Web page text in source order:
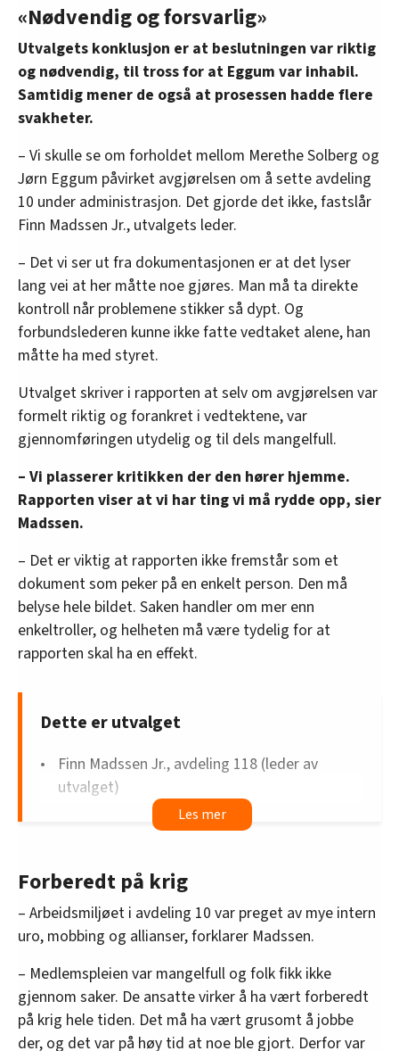
«Nødvendig og forsvarlig»
Utvalgets konklusjon er at beslutningen var riktig
og nødvendig, til tross for at Eggum var inhabil.
Samtidig mener de også at prosessen hadde flere
svakheter.
– Vi skulle se om forholdet mellom Merethe Solberg og
Jørn Eggum påvirket avgjørelsen om å sette avdeling
10 under administrasjon. Det gjorde det ikke, fastslår
Finn Madssen Jr., utvalgets leder.
– Det vi ser ut fra dokumentasjonen er at det lyser
lang vei at her måtte noe gjøres. Man må ta direkte
kontroll når problemene stikker så dypt. Og
forbundslederen kunne ikke fatte vedtaket alene, han
måtte ha med styret.
Utvalget skriver i rapporten at selv om avgjørelsen var
formelt riktig og forankret i vedtektene, var
gjennomføringen utydelig og til dels mangelfull.
– Vi plasserer kritikken der den hører hjemme.
Rapporten viser at vi har ting vi må rydde opp, sier
Madssen.
– Det er viktig at rapporten ikke fremstår som et
dokument som peker på en enkelt person. Den må
belyse hele bildet. Saken handler om mer enn
enkeltroller, og helheten må være tydelig for at
rapporten skal ha en effekt.
Dette er utvalget
Finn Madssen Jr., avdeling 118 (leder av
utvalget)
Mariann Rustad, avdeling 670
Per Christian Jacobsen, regionleder (sekretær
i utvalget)
Forbundsledelsen og styret vurderte hvem som
skulle være med i utvalget ut fra habilitet, og
deretter gjorde utvalget sin egen vurdering. Et
medlem ble da byttet ut, for å være sikre på at
ingen hadde bindinger til de involverte i saken om
avdeling 10.
Forberedt på krig
– Arbeidsmiljøet i avdeling 10 var preget av mye intern
uro, mobbing og allianser, forklarer Madssen.
– Medlemspleien var mangelfull og folk fikk ikke
gjennom saker. De ansatte virker å ha vært forberedt
på krig hele tiden. Det må ha vært grusomt å jobbe
der, og det var på høy tid at noe ble gjort. Derfor var